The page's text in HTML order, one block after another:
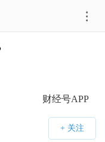
财经号APP